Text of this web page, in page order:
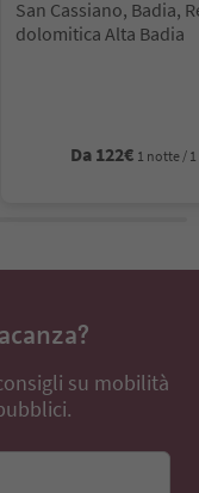
Posizione:
San Cassiano, Badia,
dolomitica Alta Badia
Da 122€ 1 notte /
su mobilità